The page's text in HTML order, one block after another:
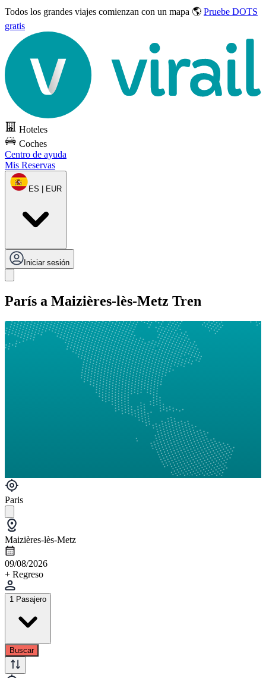
Todos los grandes viajes comienzan con un mapa 🌎 Pruebe DOTS
gratis
Hoteles
Coches
Centro de ayuda
Mis Reservas
ES | EUR
Iniciar sesión
París a Maizières-lès-Metz Tren
Paris
Maizières-lès-Metz
09/08/2026
+ Regreso
1 Pasajero
Buscar